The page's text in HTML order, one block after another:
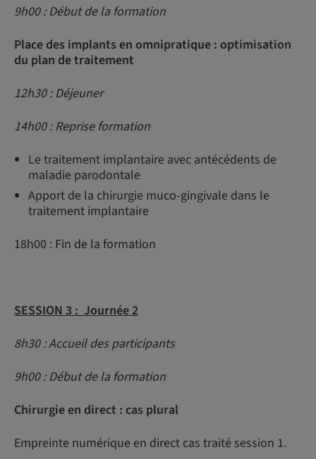
9h00 : Début de la formation
Place des implants en omnipratique : optimisation
du plan de traitement
12h30 : Déjeuner
14h00 : Reprise formation
Le traitement implantaire avec antécédents de
maladie parodontale
Apport de la chirurgie muco-gingivale dans le
traitement implantaire
18h00 : Fin de la formation
SESSION 3 : Journée 2
8h30 : Accueil des participants
9h00 : Début de la formation
Chirurgie en direct : cas plural
Empreinte numérique en direct cas traité session 1.